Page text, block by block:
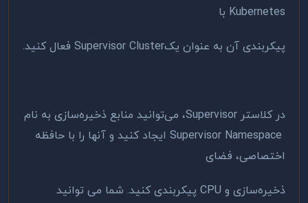
Kubernetes با
پیکربندی آن به عنوان یکSupervisor Cluster فعال کنید.
در کلاستر Supervisor، می‌توانید منابع ذخیره‌سازی به نام
Supervisor Namespace ایجاد کنید و آنها را با حافظه
اختصاصی، فضای
ذخیره‌سازی و CPU پیکربندی کنید. شما می توانید